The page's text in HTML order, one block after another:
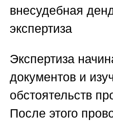
внесудебная
экспертиза
Экспертиза
документов и
обстоятельств
После этого